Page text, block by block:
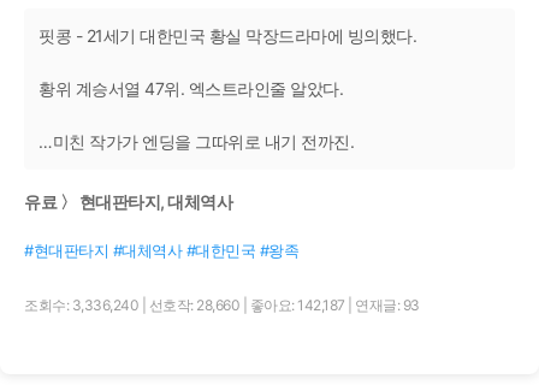
핏콩 - 21세기 대한민국 황실 막장드라마에 빙의했다.
황위 계승서열 47위. 엑스트라인줄 알았다.
…미친 작가가 엔딩을 그따위로 내기 전까진.
유료 〉 현대판타지, 대체역사
#현대판타지 #대체역사 #대한민국 #왕족
조회수: 3,336,240 선호작: 28,660 좋아요: 142,187 연재글: 93